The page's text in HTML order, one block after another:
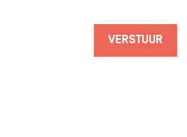
VERSTUUR